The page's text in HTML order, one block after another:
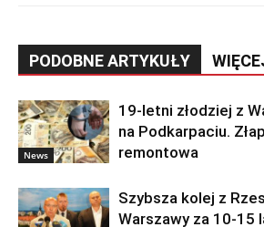
PODOBNE ARTYKUŁY
News
19-letni złodziej z
na Podkarpaciu.
remontowa
Szybsza kolej z
Warszawy za 10-15